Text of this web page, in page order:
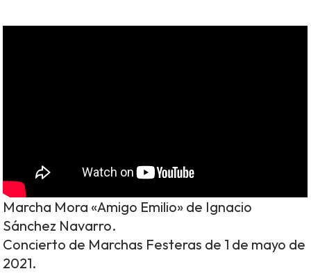
Marcha Mora «Amigo Emilio» de Ignacio
Sánchez Navarro.
Concierto de Marchas Festeras de 1 de mayo de
2021.